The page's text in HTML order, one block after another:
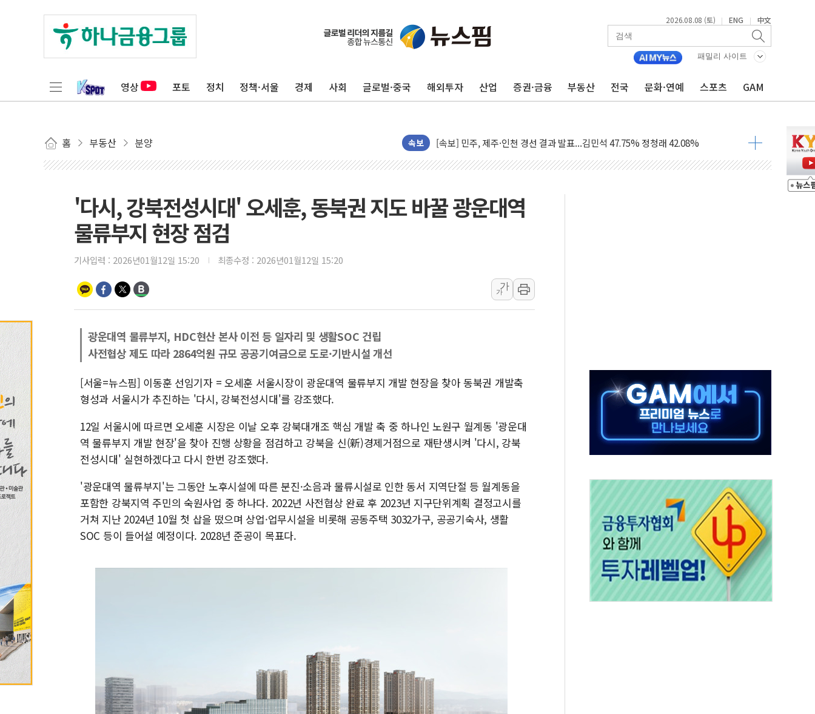
2026.08.08 (토) | ENG | 中文
패밀리 사이트
영상 포토 정치 정책·서울 경제 사회 글로벌·중국 해외투자 산업 증권·금융 부동산 전국 문화·연예 스포츠 GAM
홈 부동산 분양 속보
울진·영덕 '호우특보'-포항 '산사태 주의보'...경북도, 호우 피해·통제구간 없어
[종합] 김민석, 정청래에 '0.86%p' 차 재역전 성공...金 45.42% vs 鄭 44.56%
김민석, 2주차 제주·인천 경선서 정청래에 승리...47.75% vs 42.08%
인사하는 김민석 당대표 후보
[속보] 민주, 인천 경선 결과 발표...김민석 45.09% 정청래 43.27% 송영길 11.63%
[속보] 민주, 제주 경선 결과 발표...김민석 52.64% 정청래 39.89% 송영길 7.47%
美, 이란전 출구전략 만지작…공습 한계·탄약 부족 현실화
강릉·동해·삼척 시간당 최대 50㎜ 폭우…강원 동해안 강한 비 이어져
여수 오동도 인근 해상서 모터보트 전복…1명 사망·1명 실종
추미애, '위안부' 피해자 기림의 날 참석..."국제적 시민 연대로 목소리 내야"
李대통령, ISA 개편 재검토 지시…與 "적극 환영"·野 "졸속 국정"
'다시, 강북전성시대' 오세훈, 동북권 지도 바꿀 광운대역
물류부지 현장 점검
기사입력 : 2026년01월12일 15:20 최종수정 : 2026년01월12일 15:20
가
가
광운대역 물류부지, HDC현산 본사 이전 등 일자리 및 생활SOC 건립
사전협상 제도 따라 2864억원 규모 공공기여금으로 도로·기반시설 개선
[서울=뉴스핌] 이동훈 선임기자 = 오세훈 서울시장이 광운대역 물류부지 개발 현장을 찾아 동북권 개발축
형성과 서울시가 추진하는 '다시, 강북전성시대'를 강조했다.
12일 서울시에 따르면 오세훈 시장은 이날 오후 강북대개조 핵심 개발 축 중 하나인 노원구 월계동 '광운대
역 물류부지 개발 현장'을 찾아 진행 상황을 점검하고 강북을 신(新)경제거점으로 재탄생시켜 '다시, 강북
전성시대' 실현하겠다고 다시 한번 강조했다.
'광운대역 물류부지'는 그동안 노후시설에 따른 분진·소음과 물류시설로 인한 동서 지역단절 등 월계동을
포함한 강북지역 주민의 숙원사업 중 하나다. 2022년 사전협상 완료 후 2023년 지구단위계획 결정고시를
거쳐 지난 2024년 10월 첫 삽을 떴으며 상업·업무시설을 비롯해 공동주택 3032가구, 공공기숙사, 생활
SOC 등이 들어설 예정이다. 2028년 준공이 목표다.